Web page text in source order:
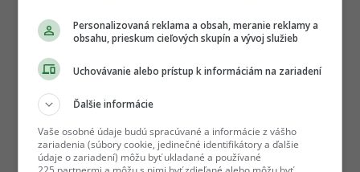
Personalizovaná reklama a obsah, meranie reklamy a
obsahu, prieskum cieľových skupín a vývoj služieb
Uchovávanie alebo prístup k informáciám na zariadení
Ďalšie informácie
Vaše osobné údaje budú spracúvané a informácie z vášho
zariadenia (súbory cookie, jedinečné identifikátory a ďalšie
údaje o zariadení) môžu byť ukladané a používané